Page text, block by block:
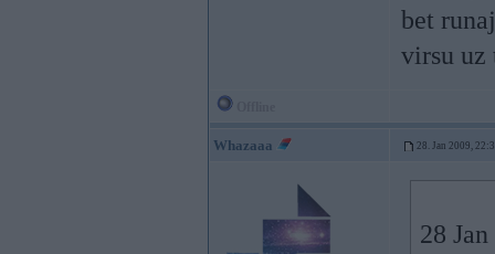
bet
virsu uz
Whazaaa 28. Jan 2009,
28